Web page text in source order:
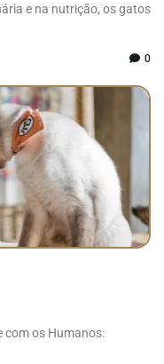
e na nutrição, os gatos
0
com os Humanos: